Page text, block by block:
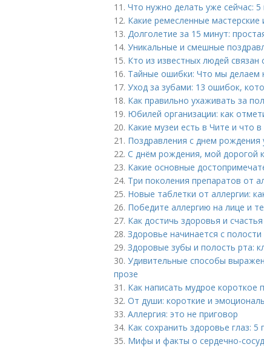
11. Что нужно делать уже сейчас:
12. Какие ремесленные
13. Долголетие за 15 минут:
14. Уникальные и смешные
15. Кто из известных людей связан
16. Тайные ошибки: Что мы делаем
17. Уход за зубами: 13 ошибок,
18. Как правильно ухаживать за
19. Юбилей организации: как
20. Какие музеи есть в Чите и что в
21. Поздравления с днем рождения
22. С днём рождения, мой дорогой
23. Какие основные
24. Три поколения препаратов от
25. Новые таблетки от аллергии:
26. Победите аллергию на лице и
27. Как достичь здоровья и
28. Здоровье начинается с
29. Здоровые зубы и полость рта:
30. Удивительные способы
прозе
31. Как написать мудрое короткое
32. От души: короткие и
33. Аллергия: это не приговор
34. Как сохранить здоровье глаз: 5
35. Мифы и факты о сердечно-